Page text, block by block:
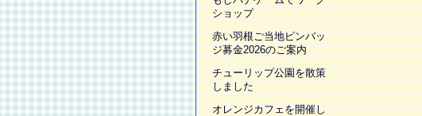
ショップ
赤い羽根ご当地ピンバッ
ジ募金2026のご案内
チューリップ公園を散策
しました
オレンジカフェを開催し